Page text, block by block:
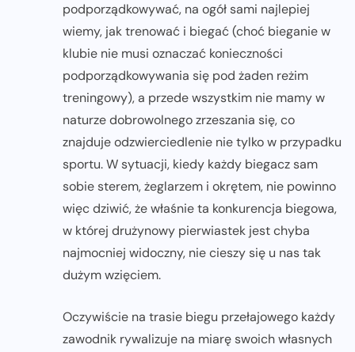
podporządkowywać, na ogół sami najlepiej
wiemy, jak trenować i biegać (choć bieganie w
klubie nie musi oznaczać konieczności
podporządkowywania się pod żaden reżim
treningowy), a przede wszystkim nie mamy w
naturze dobrowolnego zrzeszania się, co
znajduje odzwierciedlenie nie tylko w przypadku
sportu. W sytuacji, kiedy każdy biegacz sam
sobie sterem, żeglarzem i okrętem, nie powinno
więc dziwić, że właśnie ta konkurencja biegowa,
w której drużynowy pierwiastek jest chyba
najmocniej widoczny, nie cieszy się u nas tak
dużym wzięciem.
Oczywiście na trasie biegu przełajowego każdy
zawodnik rywalizuje na miarę swoich własnych